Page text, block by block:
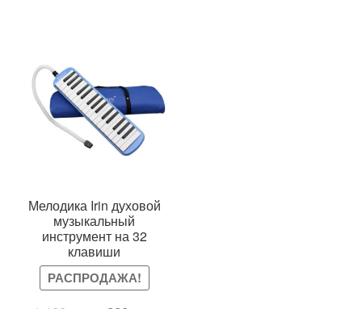
Мелодика Irin духовой
музыкальный
инструмент на 32
клавиши
РАСПРОДАЖА!